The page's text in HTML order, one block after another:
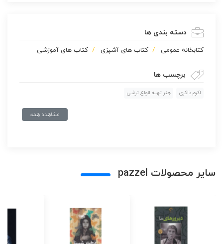
دسته بندی ها
كتابخانه عمومی کتاب های آشپزی کتاب های آموزشی
برچسب ها
اکرم ذاکری هنر تهیه انواع ترشی
مشاهده همه
سایر محصولات pazzel